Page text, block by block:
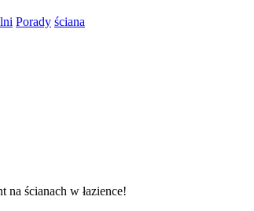
Porady ściana
ścianach w łazience!